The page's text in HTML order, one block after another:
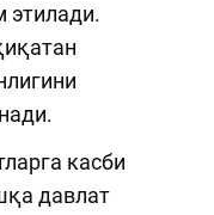
этилади.
касби
давлат